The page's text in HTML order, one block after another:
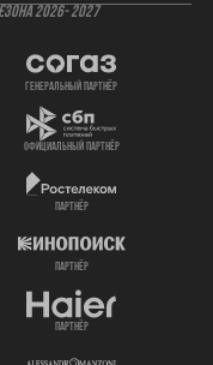
2026- 2027
генеральный партнёр
официальный партнёр
партнёр
партнёр
партнёр